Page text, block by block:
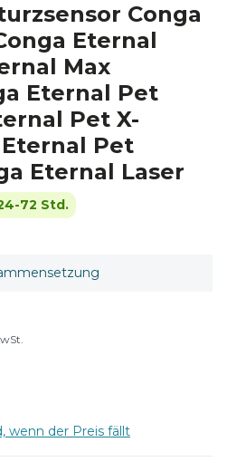
Conga
Eternal
Max
Eternal Pet
Pet X-
Pet
Eternal Laser
72 Std.
wenn der Preis fällt